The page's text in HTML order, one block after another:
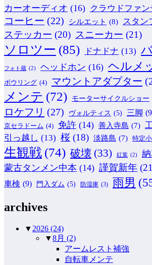
カーオーディオ (16) クラウドファ
コーヒー (22) シルエット (8) スタン
ステッカー (20) スニーカー (21)
ソロツー (85) ドナドナ (13)
フォト蔵 (2) ヘッドホン (16) ヘルメ
ボウリング (4) マウントアダプター
メンテ (72) モーターサイクルショー
ロケフリ (27) ヴォルティス (5) 三脚
京セラドーム (4) 免許 (14) 善入寺島 (7)
引っ越し (13) 桜 (18) 淡路島 (7) 特定
生観戦 (74) 破壊 (33) 紅葉 (2)
蒙古タンメン中本 (14) 謹賀新年
車検 (9) 門入ダム (5) 防湿庫 (3) 雨男
archives
▼ 2026 (24)
▼8月 (2)
アームレスト補強
自転車メンテ